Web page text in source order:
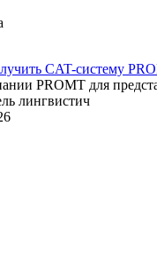
CAT-систему
PROMT для
лингвистич